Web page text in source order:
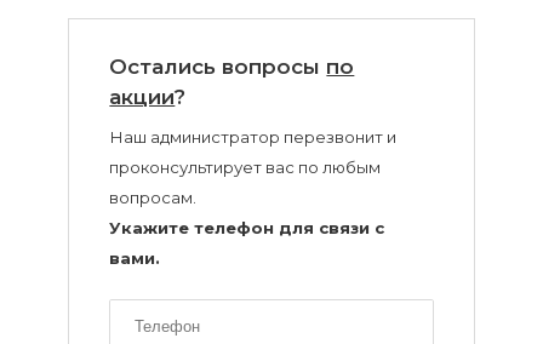
депиляция?
Остались вопросы по
акции?
Наш администратор перезвонит и
проконсультирует вас по любым
вопросам.
Укажите телефон для связи с
вами.